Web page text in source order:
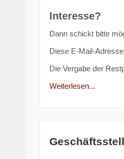
Interesse?
Dann schickt bitte
Diese E-Mail-
Die Vergabe der
Weiterlesen...